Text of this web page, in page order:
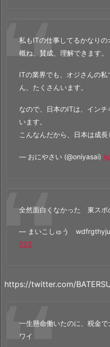
私もITの仕事してるかなりの
概ね、賛成、理解できます。
ITの業界でも、オジさんの
ん、たくさんいます。
なので、日本のITは、イン
います。
こんなんだから、日本は成長
— おにやさい (@oniyasai)
全然面白くなかった 東スポ
— まいこしゅう wdfrgthyju
023
https://twitter.com/
一生懸命働いたのに、税金
ワイ